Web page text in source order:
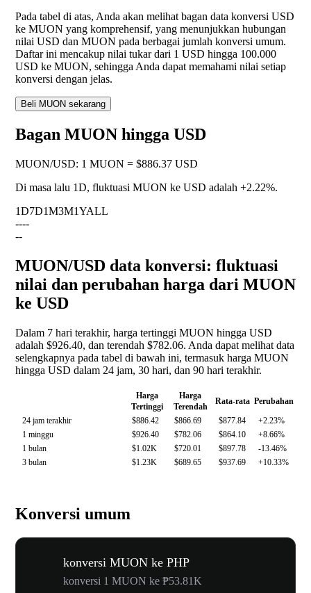
Pada tabel di atas, Anda akan melihat bagan data konversi USD
ke MUON yang komprehensif, yang menunjukkan hubungan
nilai USD dan MUON pada berbagai jumlah konversi umum.
Daftar ini mencakup nilai tukar dari 1 USD hingga 100.000
USD ke MUON, sehingga Anda dapat memahami nilai setiap
konversi dengan jelas.
Beli MUON sekarang
Bagan MUON hingga USD
MUON/USD: 1 MUON = $886.37 USD
Di masa lalu 1D, fluktuasi MUON ke USD adalah +2.22%.
1D7D1M3M1YALL
----
--
MUON/USD data konversi: fluktuasi
nilai dan perubahan harga dari MUON
ke USD
Dalam 7 hari terakhir, harga tertinggi MUON hingga USD
adalah $926.40, dan terendah $782.06. Anda dapat melihat data
selengkapnya pada tabel di bawah ini, termasuk harga MUON
hingga USD dalam 24 jam, 30 hari, dan 90 hari terakhir.
Harga
Tertinggi
Harga
Terendah
Rata-rata Perubahan
24 jam terakhir
$886.42 $866.69 $877.84
+2.23%
1 minggu
$926.40 $782.06 $864.10
+8.66%
1 bulan
$1.02K $720.01 $897.78
-13.46%
3 bulan
$1.23K $689.65 $937.69 +10.33%
Konversi umum
konversi MUON ke PHP
konversi 1 MUON ke ₱53.81K